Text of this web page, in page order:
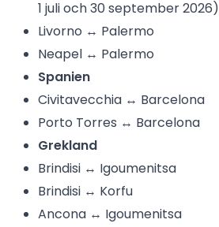
1 juli och 30 september 2026)
Livorno ↔ Palermo
Neapel ↔ Palermo
Spanien
Civitavecchia ↔ Barcelona
Porto Torres ↔ Barcelona
Grekland
Brindisi ↔ Igoumenitsa
Brindisi ↔ Korfu
Ancona ↔ Igoumenitsa